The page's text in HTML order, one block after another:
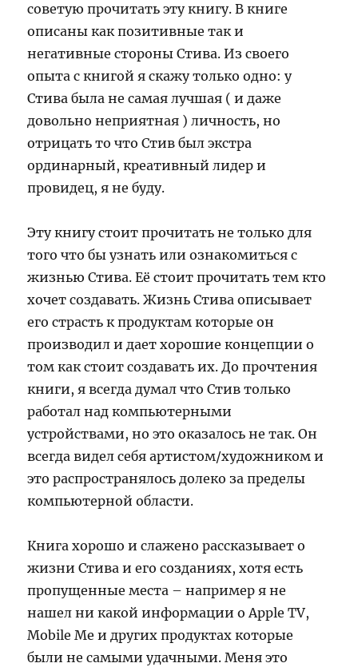
советую прочитать эту книгу. В книге
описаны как позитивные так и
негативные стороны Стива. Из своего
опыта с книгой я скажу только одно: у
Стива была не самая лучшая ( и даже
довольно неприятная ) личность, но
отрицать то что Стив был экстра
ординарный, креативный лидер и
провидец, я не буду.
Эту книгу стоит прочитать не только для
того что бы узнать или ознакомиться с
жизнью Стива. Её стоит прочитать тем кто
хочет создавать. Жизнь Стива описывает
его страсть к продуктам которые он
производил и дает хорошие концепции о
том как стоит создавать их. До прочтения
книги, я всегда думал что Стив только
работал над компьютерными
устройствами, но это оказалось не так. Он
всегда видел себя артистом/художником и
это распространялось долеко за пределы
компьютерной области.
Книга хорошо и слажено рассказывает о
жизни Стива и его созданиях, хотя есть
пропущенные места – например я не
нашел ни какой информации о Apple TV,
Mobile Me и других продуктах которые
были не самыми удачными. Меня это